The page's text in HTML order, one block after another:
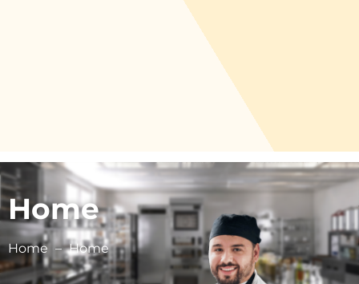
Home
Home Home